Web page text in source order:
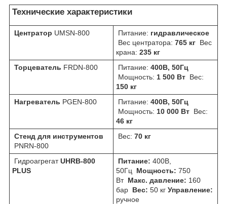
Технические характеристики
Центратор UMSN-800 Питание: гидравлическое
Вес центратора: 765 кг Вес
крана: 235 кг
Торцеватель FRDN-800 Питание: 400В, 50Гц
Мощность: 1 500 Вт Вес:
150 кг
Нагреватель PGEN-800 Питание: 400В, 50Гц
Мощность: 10 000 Вт Вес:
46 кг
Стенд для инструментов
PNRN-800
Вес: 70 кг
ГидроагрегатUHRB-800
PLUS
Питание: 400В,
50Гц
Мощность: 750
Вт Макс. давление: 160
бар Вес: 50 кг Управление:
ручное